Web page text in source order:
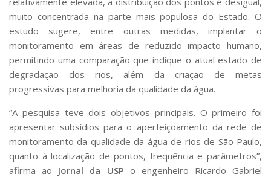
Segurança, Trânsito e Prevenção
RH, Administrativo e Financeiro
Outros serviços
Comunicação
Assessorias e Mídias
Aplicativos e Sites
Jornal da USP
Agenda de Eventos
Defesa de Teses
muito concentrada na parte mais populosa do Estado. O
estudo sugere, entre outras medidas, implantar o
monitoramento em áreas de reduzido impacto humano,
permitindo uma comparação que indique o atual estado de
degradação dos rios, além da criação de metas
progressivas para melhoria da qualidade da água.
“A pesquisa teve dois objetivos principais. O primeiro foi
apresentar subsídios para o aperfeiçoamento da rede de
monitoramento da qualidade da água de rios de São Paulo,
quanto à localização de pontos, frequência e parâmetros”,
afirma ao Jornal da USP o engenheiro Ricardo Gabriel